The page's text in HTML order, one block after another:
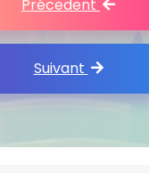
Précedent
Suivant